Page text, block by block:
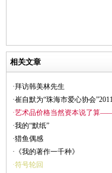
相关文章
·拜访韩美林先生
·崔自默为“珠海市爱心协会
·艺术品价格当然资本说了算
·我的“默纸”
·猎鱼偶感
·《我的著作一千种》
·符号轮回